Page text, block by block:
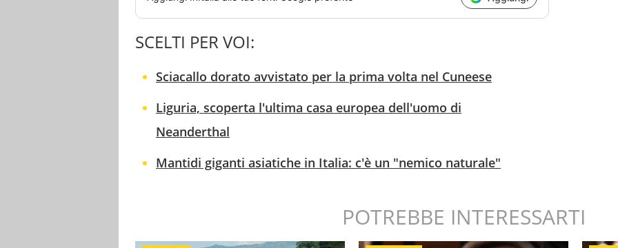
SCELTI PER VOI:
Sciacallo dorato avvistato per la prima volta nel Cuneese
Liguria, scoperta l'ultima casa europea dell'uomo di
Neanderthal
Mantidi giganti asiatiche in Italia: c'è un "nemico naturale"
POTREBBE INTERESSARTI